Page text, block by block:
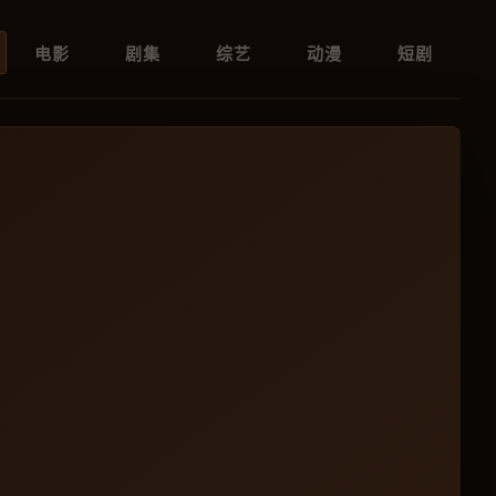
电影 剧集 综艺 动漫 短剧